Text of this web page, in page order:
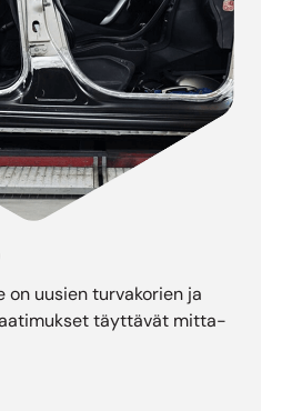
on uusien turvakorien ja
täyttävät mitta-